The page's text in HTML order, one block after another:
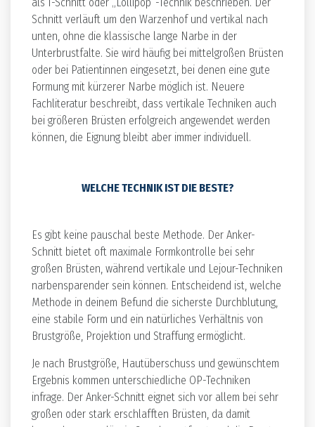
Schnitt verläuft um den Warzenhof und vertikal nach
unten, ohne die klassische lange Narbe in der
Unterbrustfalte. Sie wird häufig bei mittelgroßen Brüsten
oder bei Patientinnen eingesetzt, bei denen eine gute
Formung mit kürzerer Narbe möglich ist. Neuere
Fachliteratur beschreibt, dass vertikale Techniken auch
bei größeren Brüsten erfolgreich angewendet werden
können, die Eignung bleibt aber immer individuell.
WELCHE TECHNIK IST DIE BESTE?
Es gibt keine pauschal beste Methode. Der Anker-
Schnitt bietet oft maximale Formkontrolle bei sehr
großen Brüsten, während vertikale und Lejour-Techniken
narbensparender sein können. Entscheidend ist, welche
Methode in deinem Befund die sicherste Durchblutung,
eine stabile Form und ein natürliches Verhältnis von
Brustgröße, Projektion und Straffung ermöglicht.
Je nach Brustgröße, Hautüberschuss und gewünschtem
Ergebnis kommen unterschiedliche OP-Techniken
infrage. Der Anker-Schnitt eignet sich vor allem bei sehr
großen oder stark erschlafften Brüsten, da damit